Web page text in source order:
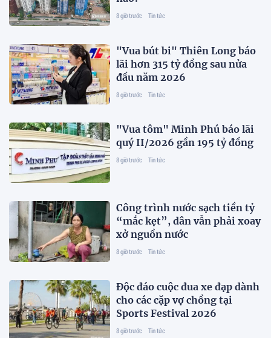
8 giờ trước Tin tức
"Vua bút bi" Thiên Long báo
lãi hơn 315 tỷ đồng sau nửa
đầu năm 2026
8 giờ trước Tin tức
"Vua tôm" Minh Phú báo lãi
quý II/2026 gần 195 tỷ đồng
8 giờ trước Tin tức
Công trình nước sạch tiền tỷ
“mắc kẹt”, dân vẫn phải xoay
xở nguồn nước
8 giờ trước Tin tức
Độc đáo cuộc đua xe đạp dành
cho các cặp vợ chồng tại
Sports Festival 2026
8 giờ trước Tin tức